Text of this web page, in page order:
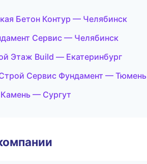
Бетон Контур — Челябинск
Сервис — Челябинск
Этаж Build — Екатеринбург
Сервис Фундамент — Тюмень
— Сургут